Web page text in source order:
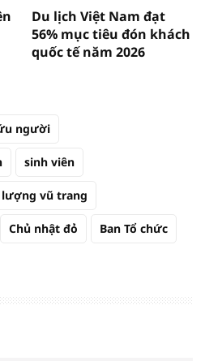
Du lịch Việt Nam đạt
56% mục tiêu đón khách
quốc tế năm 2026
người
sinh viên
lượng vũ trang
Chủ nhật đỏ Ban Tổ chức